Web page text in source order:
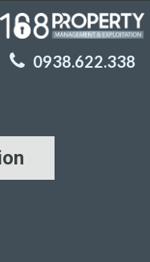
0938.622.338